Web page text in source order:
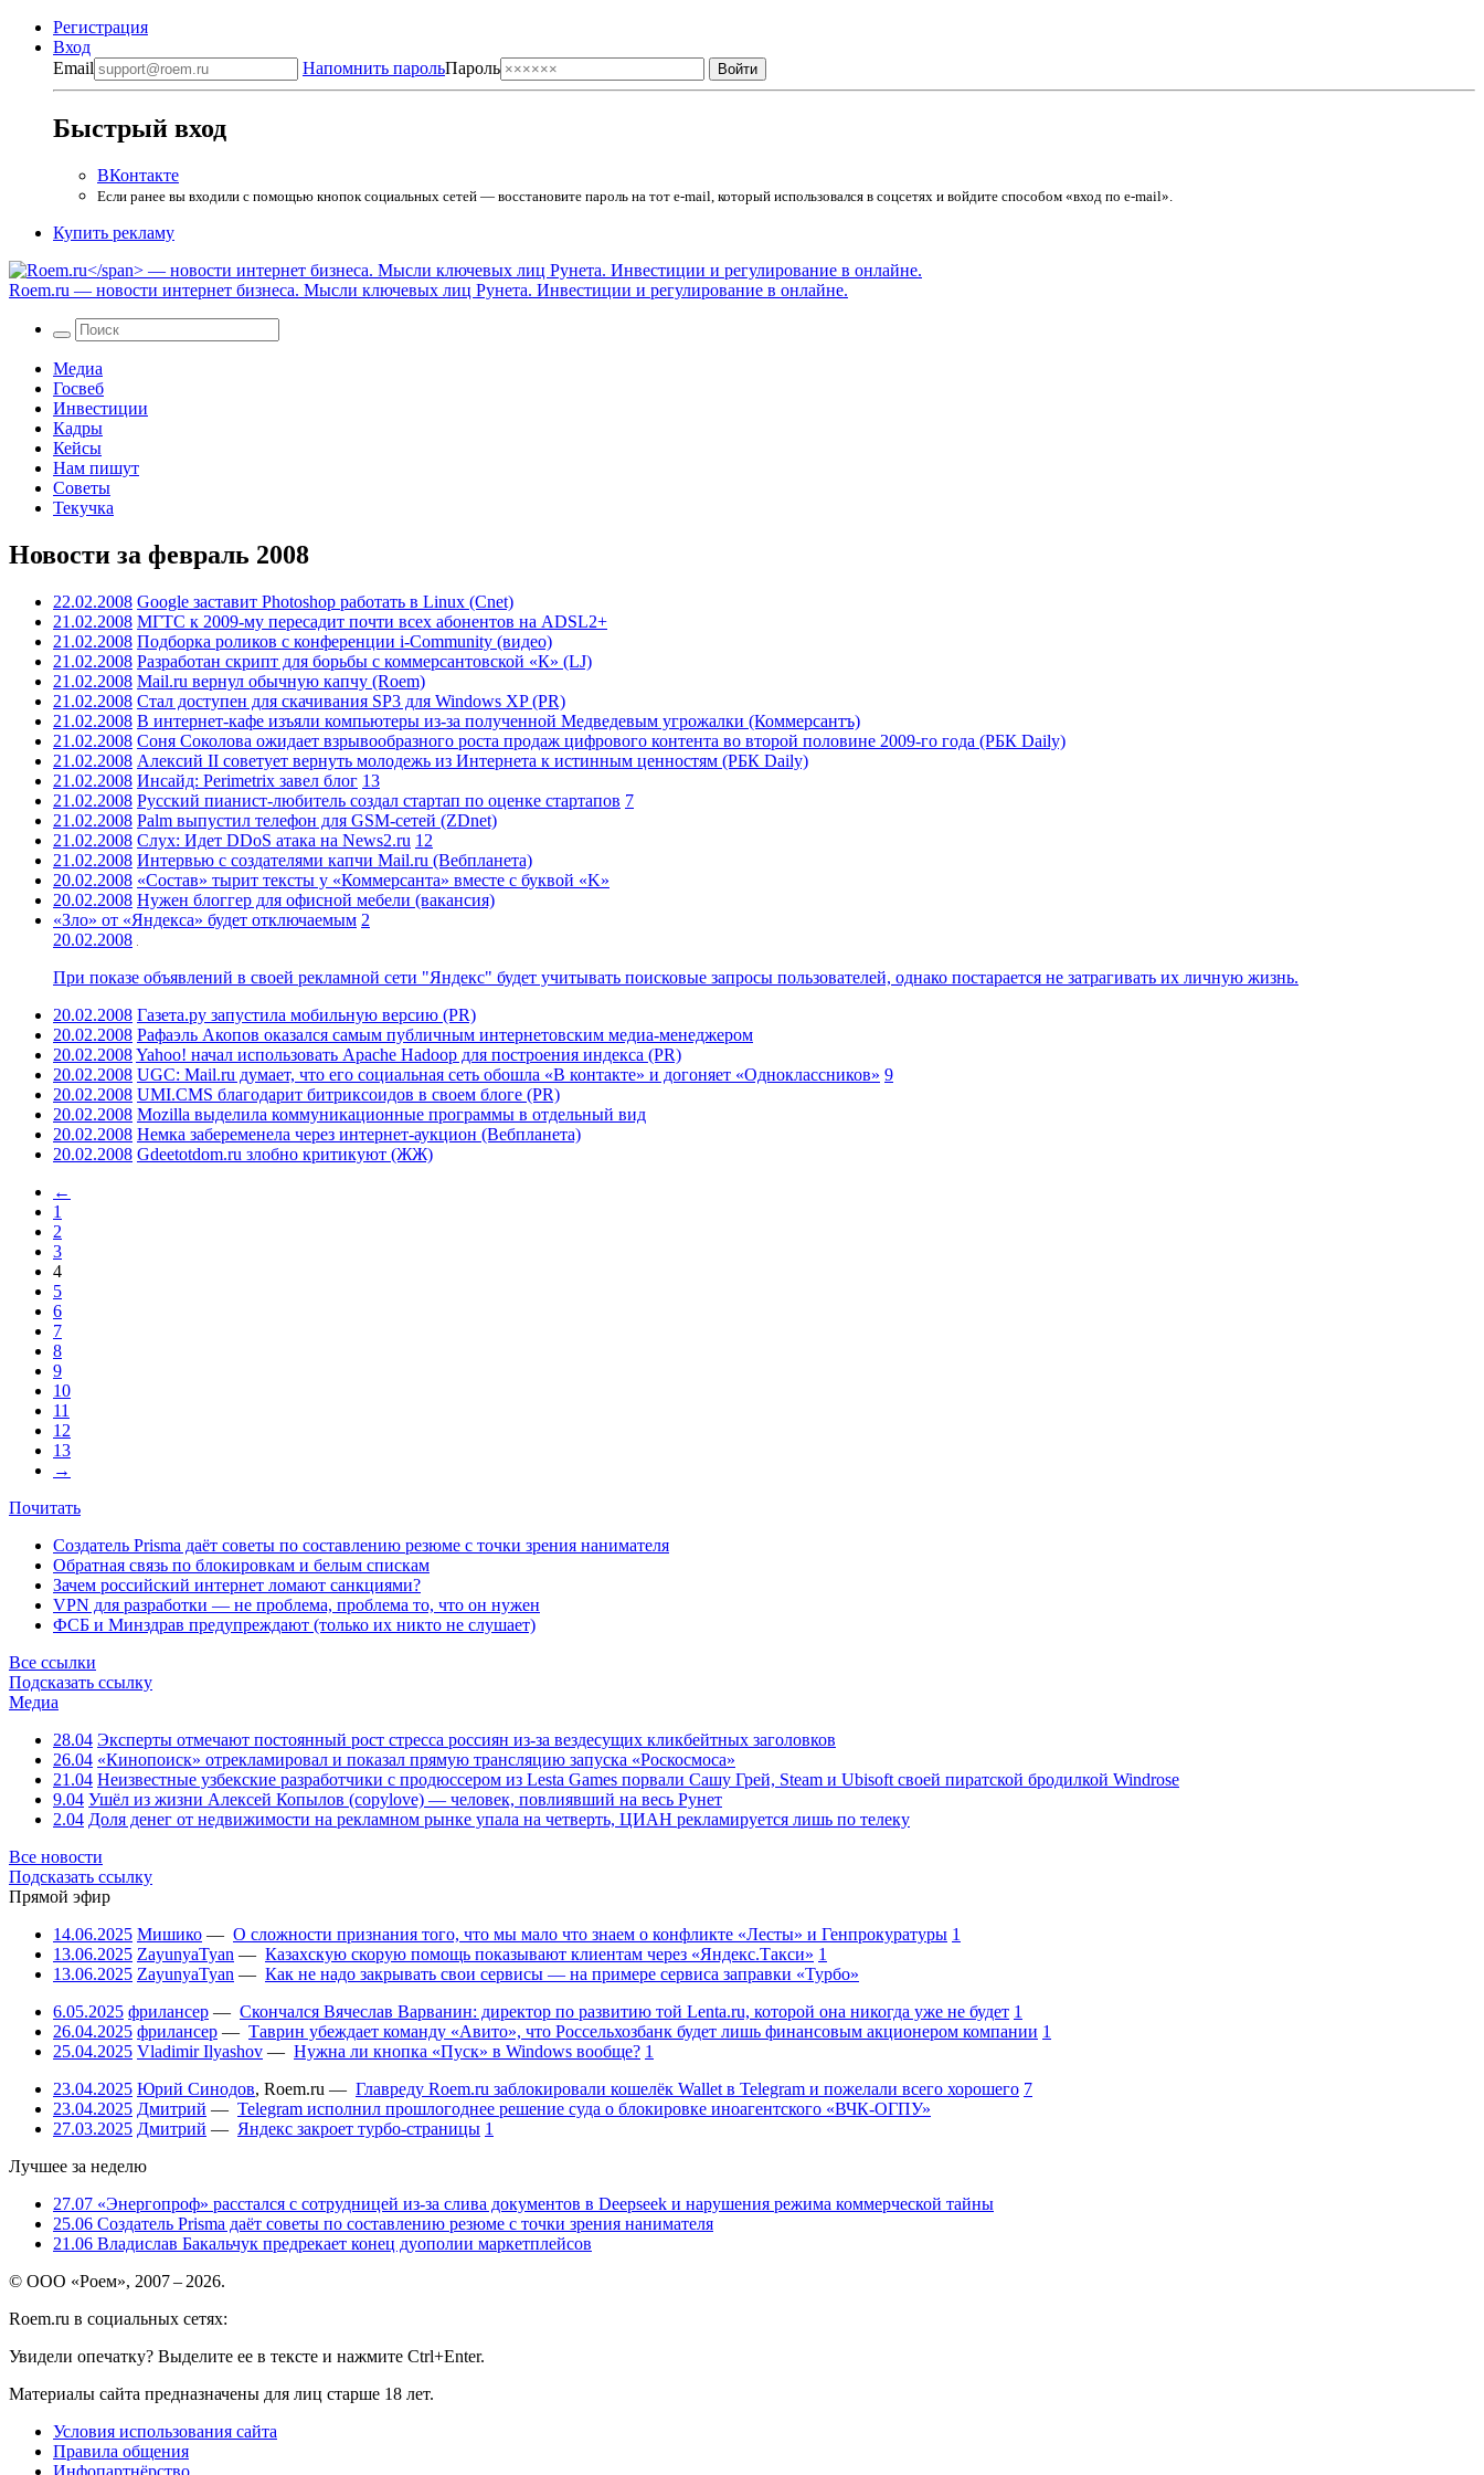
Регистрация
Вход
Email
Напомнить парольПароль
Быстрый вход
ВКонтакте
Если ранее вы входили с помощью кнопок социальных сетей — восстановите пароль на тот e-mail, который использовался в соцсетях и войдите способом «вход по e-mail».
Купить рекламу
Roem.ru — новости интернет бизнеса. Мысли ключевых лиц Рунета. Инвестиции и регулирование в онлайне.
Медиа
Госвеб
Инвестиции
Кадры
Кейсы
Нам пишут
Советы
Текучка
Новости за февраль 2008
22.02.2008 Google заcтавит Photoshop работать в Linux (Cnet)
21.02.2008 МГТС к 2009-му пересадит почти всех абонентов на ADSL2+
21.02.2008 Подборка роликов с конференции i-Community (видео)
21.02.2008 Разработан скрипт для борьбы с коммерсантовской «К» (LJ)
21.02.2008 Mail.ru вернул обычную капчу (Roem)
21.02.2008 Стал доступен для скачивания SP3 для Windows XP (PR)
21.02.2008 В интернет-кафе изъяли компьютеры из-за полученной Медведевым угрожалки (Коммерсантъ)
21.02.2008 Соня Соколова ожидает взрывообразного роста продаж цифрового контента во второй половине 2009-го года (РБК Daily)
21.02.2008 Алексий II советует вернуть молодежь из Интернета к истинным ценностям (РБК Daily)
21.02.2008 Инсайд: Perimetrix завел блог 13
21.02.2008 Русский пианист-любитель создал стартап по оценке стартапов 7
21.02.2008 Palm выпустил телефон для GSM-сетей (ZDnet)
21.02.2008 Слух: Идет DDoS атака на News2.ru 12
21.02.2008 Интервью c создателями капчи Mail.ru (Вебпланета)
20.02.2008 «Состав» тырит тексты у «Коммерсанта» вместе с буквой «K»
20.02.2008 Нужен блоггер для офисной мебели (вакансия)
«Зло» от «Яндекса» будет отключаемым 2
20.02.2008
При показе объявлений в своей рекламной сети "Яндекс" будет учитывать поисковые запросы пользователей, однако постарается не затрагивать их личную жизнь.
20.02.2008 Газета.ру запустила мобильную версию (PR)
20.02.2008 Рафаэль Акопов оказался самым публичным интернетовским медиа-менеджером
20.02.2008Yahoo! начал использовать Apache Hadoop для построения индекса (PR)
20.02.2008 UGC: Mail.ru думает, что его социальная сеть обошла «В контакте» и догоняет «Одноклассников» 9
20.02.2008 UMI.CMS благодарит битриксоидов в своем блоге (PR)
20.02.2008 Mozilla выделила коммуникационные программы в отдельный вид
20.02.2008 Немка забеременела через интернет-аукцион (Вебпланета)
20.02.2008 Gdeetotdom.ru злобно критикуют (ЖЖ)
←
1
2
3
4
5
6
7
8
9
10
11
12
13
→
Почитать
Создатель Prisma даёт советы по составлению резюме с точки зрения нанимателя
Обратная связь по блокировкам и белым спискам
Зачем российский интернет ломают санкциями?
VPN для разработки — не проблема, проблема то, что он нужен
ФСБ и Минздрав предупреждают (только их никто не слушает)
Все ссылки
Подсказать ссылку
Медиа
28.04 Эксперты отмечают постоянный рост стресса россиян из-за вездесущих кликбейтных заголовков
26.04 «Кинопоиск» отрекламировал и показал прямую трансляцию запуска «Роскосмоса»
21.04 Неизвестные узбекские разработчики с продюссером из Lesta Games порвали Сашу Грей, Steam и Ubisoft своей пиратской бродилкой Windrose
9.04 Ушёл из жизни Алексей Копылов (copylove) — человек, повлиявший на весь Рунет
2.04 Доля денег от недвижимости на рекламном рынке упала на четверть, ЦИАН рекламируется лишь по телеку
Все новости
Подсказать ссылку
Прямой эфир
14.06.2025 Мишико — О сложности признания того, что мы мало что знаем о конфликте «Лесты» и Генпрокуратуры 1
13.06.2025 ZayunyaTyan — Казахскую скорую помощь показывают клиентам через «Яндекс.Такси» 1
13.06.2025 ZayunyaTyan — Как не надо закрывать свои сервисы — на примере сервиса заправки «Турбо»
6.05.2025 фрилансер — Скончался Вячеслав Варванин: директор по развитию той Lenta.ru, которой она никогда уже не будет 1
26.04.2025 фрилансер — Таврин убеждает команду «Авито», что Россельхозбанк будет лишь финансовым акционером компании 1
25.04.2025 Vladimir Ilyashov — Нужна ли кнопка «Пуск» в Windows вообще? 1
23.04.2025 Юрий Синодов, Roem.ru — Главреду Roem.ru заблокировали кошелёк Wallet в Telegram и пожелали всего хорошего 7
23.04.2025 Дмитрий — Telegram исполнил прошлогоднее решение суда о блокировке иноагентского «ВЧК-ОГПУ»
27.03.2025 Дмитрий — Яндекс закроет турбо-страницы 1
Лучшее за неделю
27.07 «Энергопроф» расстался с сотрудницей из-за слива документов в Deepseek и нарушения режима коммерческой тайны
25.06 Создатель Prisma даёт советы по составлению резюме с точки зрения нанимателя
21.06 Владислав Бакальчук предрекает конец дуополии маркетплейсов
© ООО «Роем», 2007 – 2026.
Roem.ru в социальных сетях:
Увидели опечатку? Выделите ее в тексте и нажмите Ctrl+Enter.
Материалы сайта предназначены для лиц старше 18 лет.
Условия использования сайта
Правила общения
Инфопартнёрство